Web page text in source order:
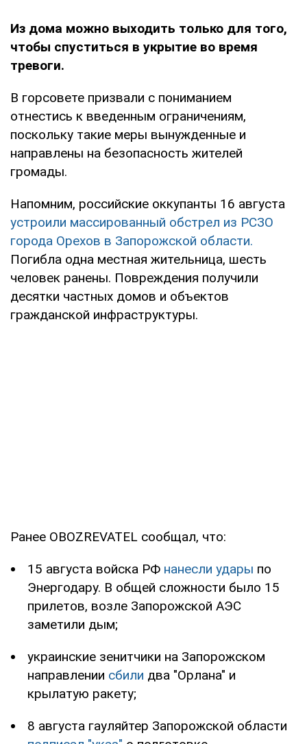
Из дома можно выходить только для того,
чтобы спуститься в укрытие во время
тревоги.
В горсовете призвали с пониманием
отнестись к введенным ограничениям,
поскольку такие меры вынужденные и
направлены на безопасность жителей
громады.
Напомним, российские оккупанты 16 августа
устроили массированный обстрел из РСЗО
города Орехов в Запорожской области.
Погибла одна местная жительница, шесть
человек ранены. Повреждения получили
десятки частных домов и объектов
гражданской инфраструктуры.
Ранее OBOZREVATEL сообщал, что:
15 августа войска РФ нанесли удары по
Энергодару. В общей сложности было 15
прилетов, возле Запорожской АЭС
заметили дым;
украинские зенитчики на Запорожском
направлении сбили два "Орлана" и
крылатую ракету;
8 августа гауляйтер Запорожской области